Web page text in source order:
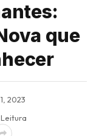
que
2023